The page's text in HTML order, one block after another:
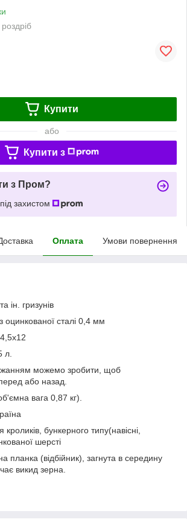
Купити
або
Купити з
з Пром?
захистом
Оплата Умови повернення
ін. гризунів
оцинкованої сталі 0,4 мм
л.
можемо зробити, щоб
або назад.
вага 0,87 кг).
кроликів, бункерного типу(навісні,
шерсті
планка (відбійник), загнута в середину
викид зерна.